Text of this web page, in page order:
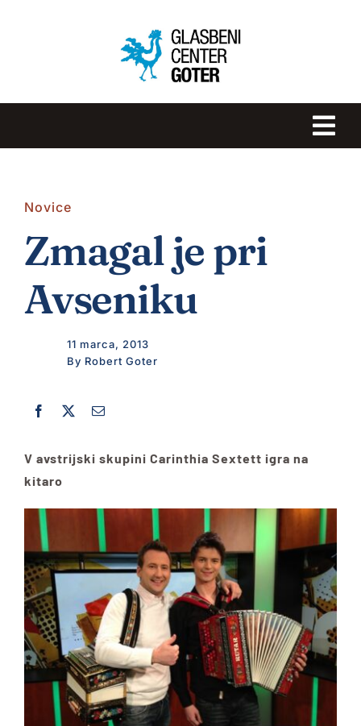
Novice
Zmagal je pri
Avseniku
11 marca, 2013
By Robert Goter
V avstrijski skupini Carinthia Sextett igra na
kitaro